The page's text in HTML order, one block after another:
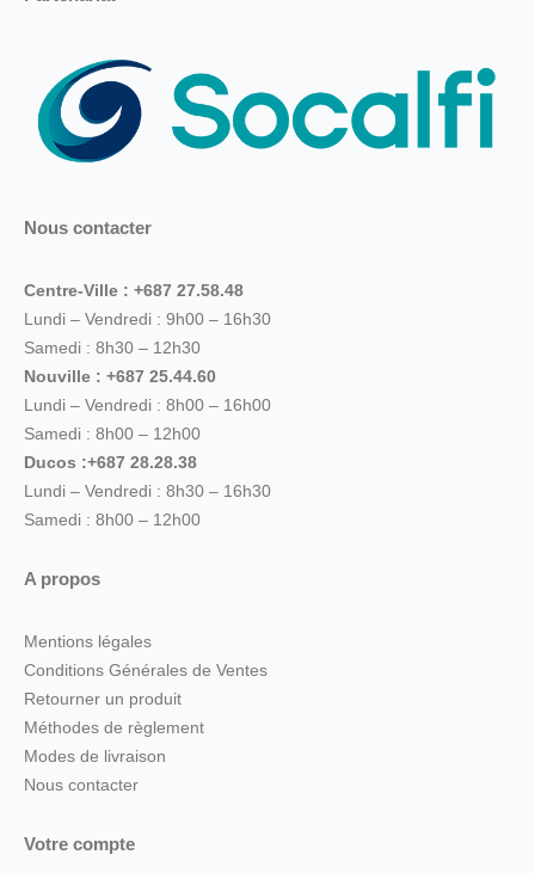
Nous contacter
Centre-Ville : +687 27.58.48
Lundi – Vendredi : 9h00 – 16h30
Samedi : 8h30 – 12h30
Nouville : +687 25.44.60
Lundi – Vendredi : 8h00 – 16h00
Samedi : 8h00 – 12h00
Ducos :+687 28.28.38
Lundi – Vendredi : 8h30 – 16h30
Samedi : 8h00 – 12h00
A propos
Mentions légales
Conditions Générales de Ventes
Retourner un produit
Méthodes de règlement
Modes de livraison
Nous contacter
Votre compte